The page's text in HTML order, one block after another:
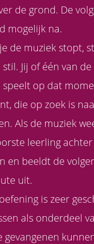
de grond. De
mogelijk na.
de muziek stopt,
Jij of één van de
speelt op dat
die op zoek is
Als de muziek
leerling
en beeldt de
uit.
is zeer
als onderdeel
gevangenen